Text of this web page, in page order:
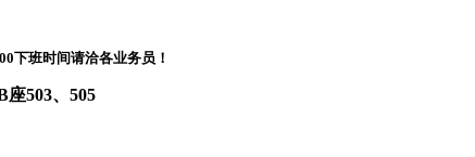
下班时间请洽各业务员！
503、505